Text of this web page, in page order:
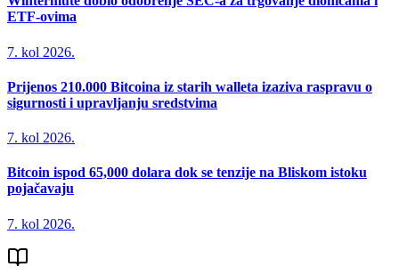
ETF-ovima
7. kol 2026.
Prijenos 210.000 Bitcoina iz starih walleta izaziva raspravu o
sigurnosti i upravljanju sredstvima
7. kol 2026.
Bitcoin ispod 65,000 dolara dok se tenzije na Bliskom istoku
pojačavaju
7. kol 2026.